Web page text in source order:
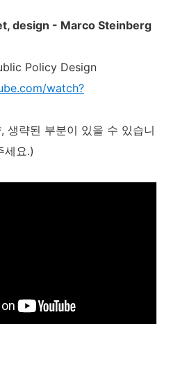
design - Marco Steinberg
Policy Design
watch?
생략된 부분이 있을 수 있습니
세요.)